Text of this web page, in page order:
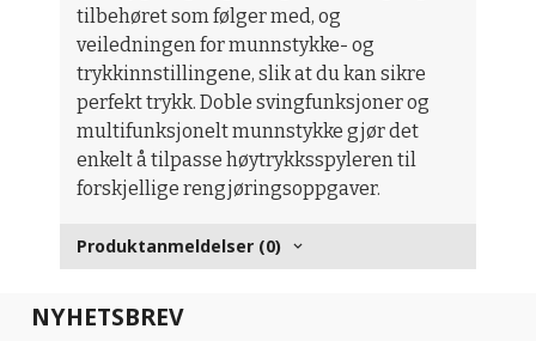
tilbehøret som følger med, og
veiledningen for munnstykke- og
trykkinnstillingene, slik at du kan sikre
perfekt trykk. Doble svingfunksjoner og
multifunksjonelt munnstykke gjør det
enkelt å tilpasse høytrykksspyleren til
forskjellige rengjøringsoppgaver.
Produktanmeldelser (0)
NYHETSBREV